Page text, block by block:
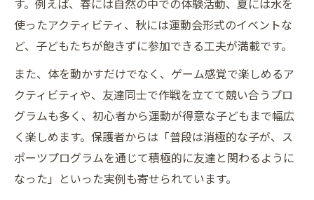
いるどスペースキャビン
失敗を恐れず挑戦する力が身につく学童ク
ラブちゃいるどスペースキャビン
学童生活を豊かにする新しい体験とは
学童クラブちゃいるどスペースキャビンで
出会う新しい体験
スポーツプログラムが広げる未知の世界へ
の第一歩
毎日が特別になる学童クラブちゃいるどス
す。例えば、春には自然の中での体験活動、夏には水を
使ったアクティビティ、秋には運動会形式のイベントな
ど、子どもたちが飽きずに参加できる工夫が満載です。
また、体を動かすだけでなく、ゲーム感覚で楽しめるア
クティビティや、友達同士で作戦を立てて競い合うプロ
グラムも多く、初心者から運動が得意な子どもまで幅広
く楽しめます。保護者からは「普段は消極的な子が、ス
ポーツプログラムを通じて積極的に友達と関わるように
なった」といった実例も寄せられています。